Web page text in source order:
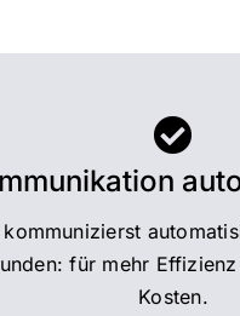
kommunizierst
für mehr
Kosten.